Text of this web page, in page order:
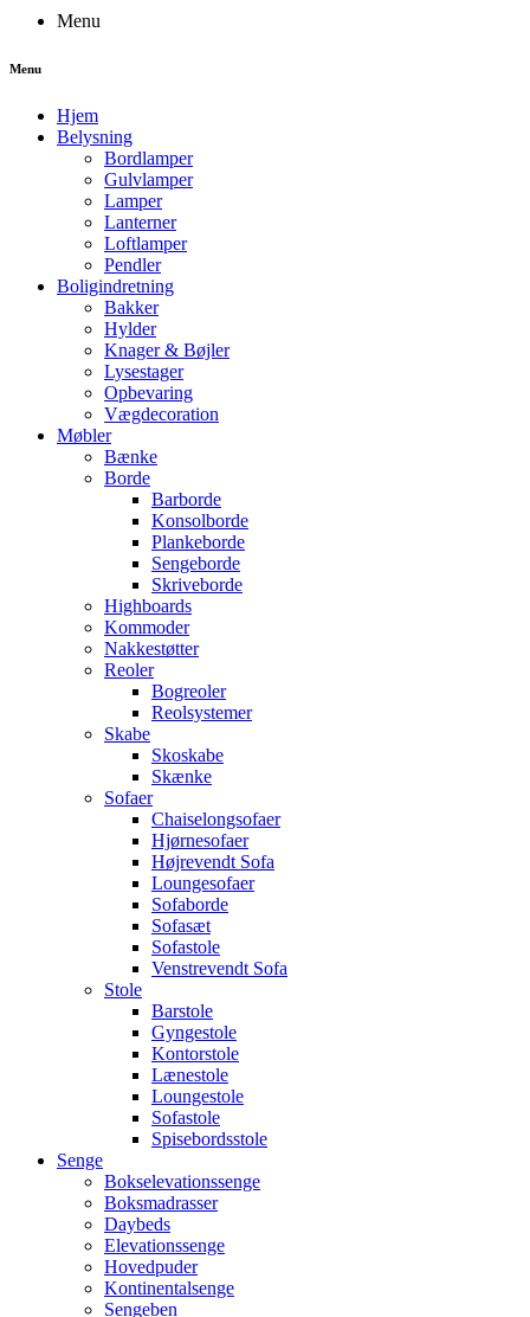
Menu
Menu
Hjem
Belysning
Bordlamper
Gulvlamper
Lamper
Lanterner
Loftlamper
Pendler
Boligindretning
Bakker
Hylder
Knager & Bøjler
Lysestager
Opbevaring
Vægdecoration
Møbler
Bænke
Borde
Barborde
Konsolborde
Plankeborde
Sengeborde
Skriveborde
Highboards
Kommoder
Nakkestøtter
Reoler
Bogreoler
Reolsystemer
Skabe
Skoskabe
Skænke
Sofaer
Chaiselongsofaer
Hjørnesofaer
Højrevendt Sofa
Loungesofaer
Sofaborde
Sofasæt
Sofastole
Venstrevendt Sofa
Stole
Barstole
Gyngestole
Kontorstole
Lænestole
Loungestole
Sofastole
Spisebordsstole
Senge
Bokselevationssenge
Boksmadrasser
Daybeds
Elevationssenge
Hovedpuder
Kontinentalsenge
Sengeben